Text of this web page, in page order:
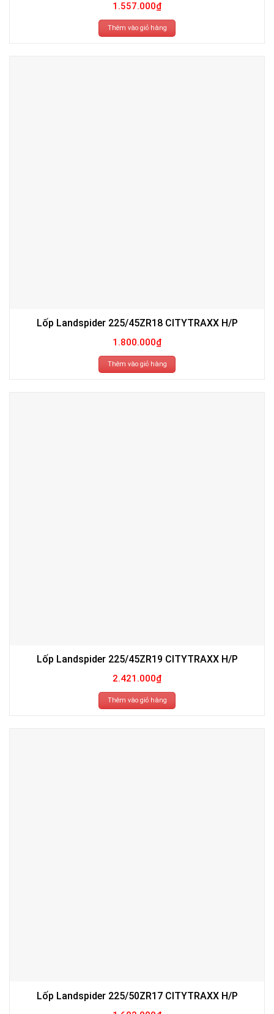
1.557.000₫
Thêm vào giỏ hàng
Lốp Landspider 225/45ZR18 CITYTRAXX H/P
1.800.000₫
Thêm vào giỏ hàng
Lốp Landspider 225/45ZR19 CITYTRAXX H/P
2.421.000₫
Thêm vào giỏ hàng
Lốp Landspider 225/50ZR17 CITYTRAXX H/P